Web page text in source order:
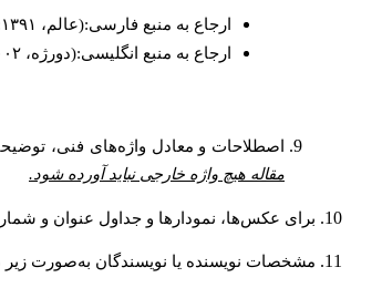
ارجاع به منبع فارسی:(عالم، ۱۳۹۱: ۱۰۳)
ارجاع به منبع انگلیسی:(دورژه، ۲۰۰۲: ۳۲۶-۳۲۷)
اصطلاحات و معادل واژه‌های فنی،
مقاله هیچ واژه خارجی نباید آورده شود.
برای عکس‌ها، نمودارها و جداول عنوان و
مشخصات نویسنده یا نویسندگان به‌صورت